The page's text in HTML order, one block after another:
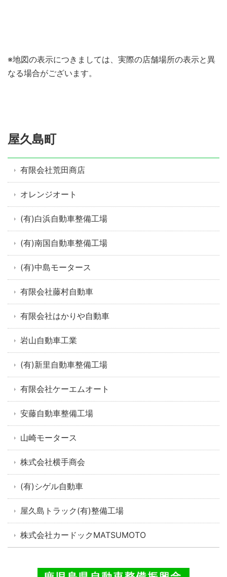
※地図の表示につきましては、実際の店舗場所の表示と異
なる場合がございます。
屋久島町
有限会社荒田商店
オレンジオート
(有)白浜自動車整備工場
(有)南国自動車整備工場
(有)中島モータース
有限会社藤村自動車
有限会社はかりや自動車
岩山自動車工業
(有)新里自動車整備工場
有限会社ケーエムオート
安藤自動車整備工場
山崎モータース
株式会社横手商会
(有)シゲル自動車
屋久島トラック(有)整備工場
株式会社カードックMATSUMOTO